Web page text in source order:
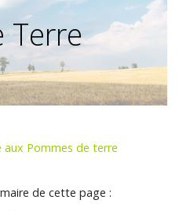
Terre
aux Pommes de terre
de cette page :